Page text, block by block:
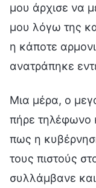
μου άρχισε να
μου λόγω της
η κάποτε
ανατράπηκε
Μια μέρα, ο
πήρε τηλέφωνο
πως η
τους πιστούς
συλλάμβανε